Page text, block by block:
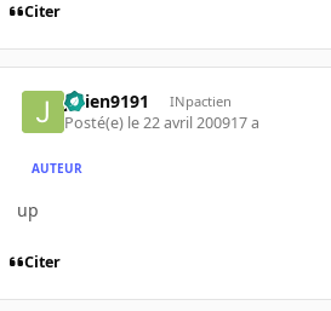
Citer
julien9191 INpactien
Posté(e) le 22 avril 200917 a
AUTEUR
up
Citer